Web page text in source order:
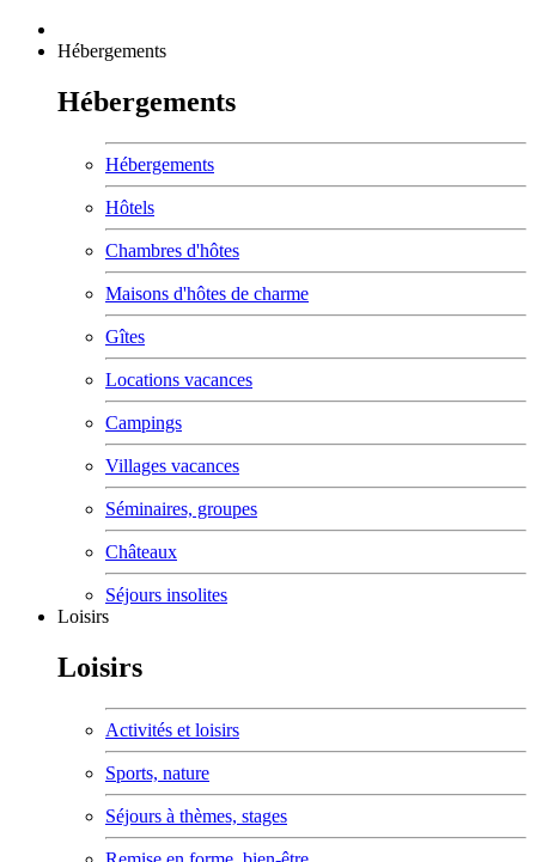
Hébergements
Hébergements
Hébergements
Hôtels
Chambres d'hôtes
Maisons d'hôtes de charme
Gîtes
Locations vacances
Campings
Villages vacances
Séminaires, groupes
Châteaux
Séjours insolites
Loisirs
Loisirs
Activités et loisirs
Sports, nature
Séjours à thèmes, stages